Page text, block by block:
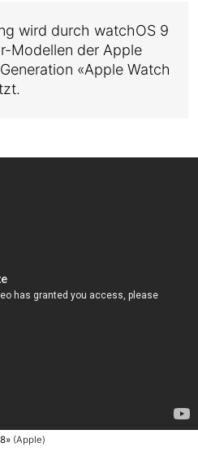
wird durch watchOS 9
Modellen der Apple
«Apple Watch
(Apple)